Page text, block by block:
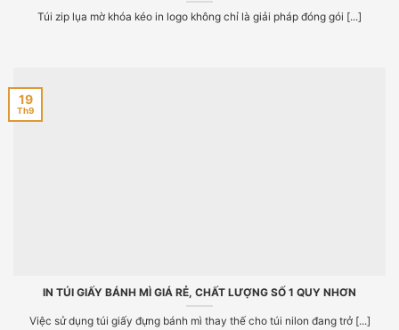
Túi zip lụa mờ khóa kéo in logo không chỉ là giải pháp đóng gói [...]
IN TÚI GIẤY BÁNH MÌ GIÁ RẺ, CHẤT LƯỢNG SỐ 1 QUY NHƠN
Việc sử dụng túi giấy đựng bánh mì thay thế cho túi nilon đang trở [...]
19
Th9